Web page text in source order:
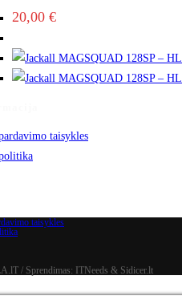
20,00 €
taisykles
taisykles
/ Sprendimas: ITNeeds & Sidicer.lt